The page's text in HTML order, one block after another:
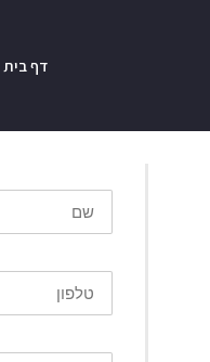
דף בית